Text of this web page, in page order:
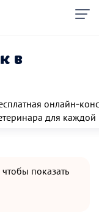
в
для
чтобы показать